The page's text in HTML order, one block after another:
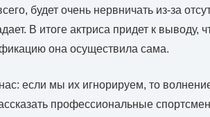
будет очень нервничать из-за
В итоге актриса придет к выводу,
она осуществила сама.
если мы их игнорируем, то
профессиональные